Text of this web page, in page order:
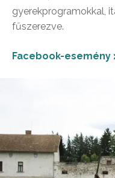
gyerekprogramokkal,
fűszerezve.
Facebook-esemény